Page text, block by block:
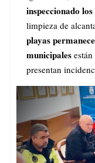
inspeccionado
limpieza de
playas
municipales
presentan